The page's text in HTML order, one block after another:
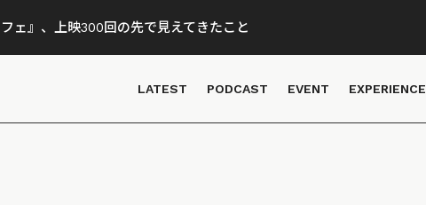
ェ』、上映300回の先で見えてきたこと
LATEST PODCAST EVENT EXPERIENCE